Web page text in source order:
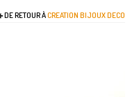
DE RETOUR ÀCREATION BIJOUX DECO